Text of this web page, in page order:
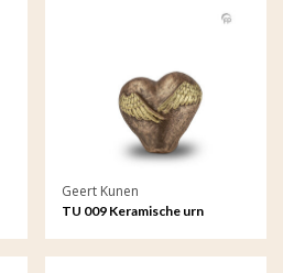
Geert Kunen
TU 009 Keramische urn